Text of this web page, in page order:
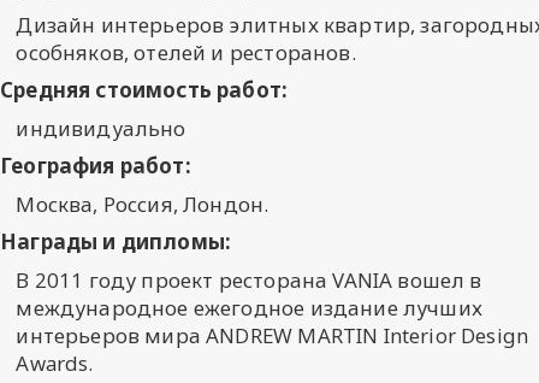
Дизайн интерьеров элитных квартир,
особняков, отелей и ресторанов.
Средняя стоимость работ:
индивидуально
География работ:
Москва, Россия, Лондон.
Награды и дипломы:
В 2011 году проект ресторана VANIA вошел в
международное ежегодное издание лучших
интерьеров мира ANDREW MARTIN Interior Design
Awards.